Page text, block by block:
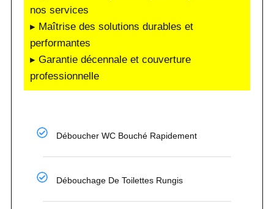
nos services
▸ Maîtrise des solutions durables et
performantes
▸ Garantie décennale et couverture
professionnelle
Déboucher WC Bouché Rapidement
Débouchage De Toilettes Rungis